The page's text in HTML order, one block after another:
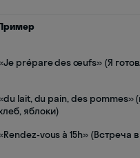
prépare des œufs» (Я
lait, du pain, des pommes»
яблоки)
vous à 15h» (Встреча в